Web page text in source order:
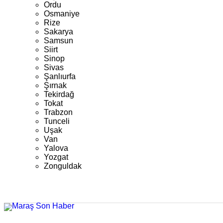
Ordu
Osmaniye
Rize
Sakarya
Samsun
Siirt
Sinop
Sivas
Şanlıurfa
Şırnak
Tekirdağ
Tokat
Trabzon
Tunceli
Uşak
Van
Yalova
Yozgat
Zonguldak